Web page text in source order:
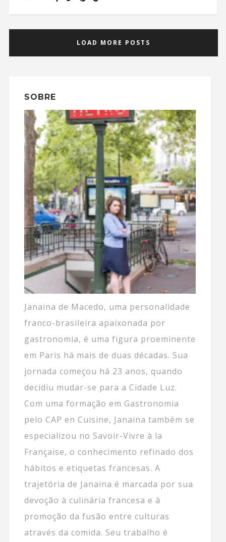
LOAD MORE POSTS
SOBRE
Janaina de Macedo, uma personalidade
franco-brasileira apaixonada por
gastronomia, é uma figura proeminente
em Paris há mais de duas décadas. Sua
jornada começou há 23 anos, quando
decidiu mudar-se para a Cidade Luz.
Com uma formação em Gastronomia
pelo CAP en Cuisine, Janaina também se
especializou no Savoir-Vivre à la
Française, o conhecimento refinado dos
hábitos e etiquetas francesas. A
trajetória de Janaina é marcada por sua
devoção à culinária francesa e à
promoção da fusão entre culturas
através da comida. Seu trabalho é